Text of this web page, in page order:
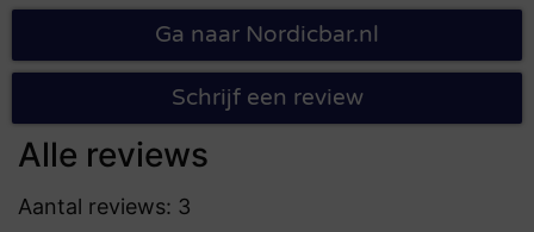
Ga naar Nordicbar.nl
Schrijf een review
Alle reviews
Aantal reviews: 3